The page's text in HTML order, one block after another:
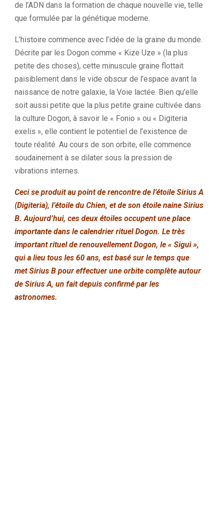
de l’ADN dans la formation de chaque nouvelle vie, telle
que formulée par la génétique moderne.
L’histoire commence avec l’idée de la graine du monde.
Décrite par les Dogon comme « Kize Uze » (la plus
petite des choses), cette minuscule graine flottait
paisiblement dans le vide obscur de l’espace avant la
naissance de notre galaxie, la Voie lactée. Bien qu’elle
soit aussi petite que la plus petite graine cultivée dans
la culture Dogon, à savoir le « Fonio » ou « Digiteria
exelis », elle contient le potentiel de l’existence de
toute réalité. Au cours de son orbite, elle commence
soudainement à se dilater sous la pression de
vibrations internes.
Ceci se produit au point de rencontre de l’étoile Sirius A
(Digiteria), l’étoile du Chien, et de son étoile naine Sirius
B. Aujourd’hui, ces deux étoiles occupent une place
importante dans le calendrier rituel Dogon. Le très
important rituel de renouvellement Dogon, le « Sigui »,
qui a lieu tous les 60 ans, est basé sur le temps que
met Sirius B pour effectuer une orbite complète autour
de Sirius A, un fait depuis confirmé par les
astronomes.